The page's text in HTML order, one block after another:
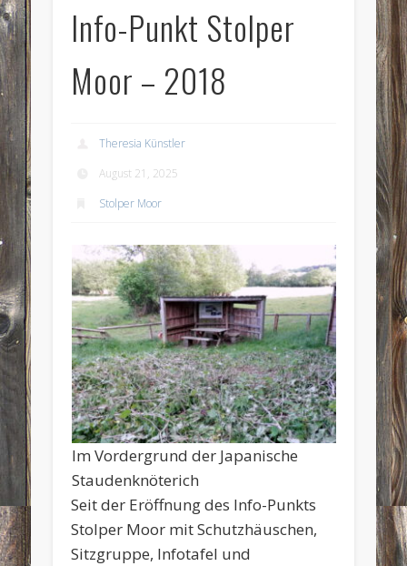
Info-Punkt Stolper
Moor – 2018
Theresia Künstler
August 21, 2025
Stolper Moor
Im Vordergrund der Japanische
Staudenknöterich
Seit der Eröffnung des Info-Punkts
Stolper Moor mit Schutzhäuschen,
Sitzgruppe, Infotafel und